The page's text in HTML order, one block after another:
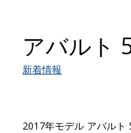
アバルト
新着情報
2017年モデル アバル